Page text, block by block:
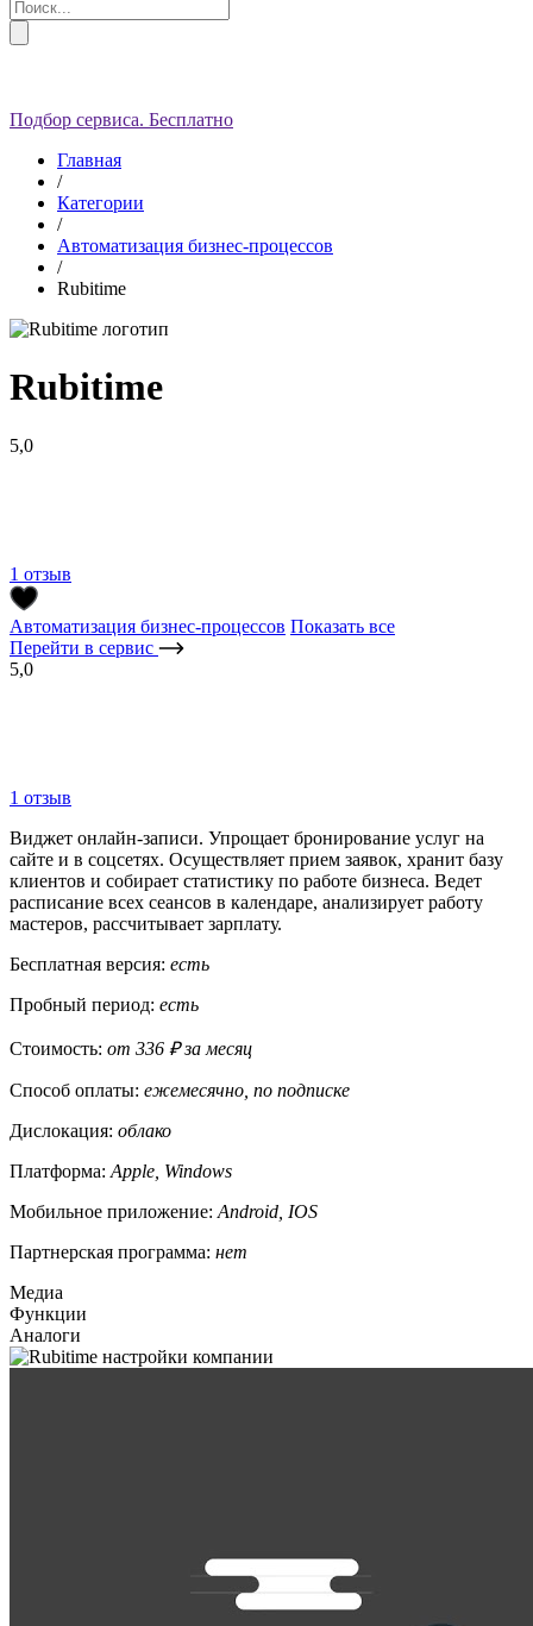
Подбор сервиса. Бесплатно
Главная
/
Категории
/
Автоматизация бизнес-процессов
/
Rubitime
Rubitime
5,0
1 отзыв
Автоматизация бизнес-процессов Показать все
Перейти в сервис
5,0
1 отзыв
Виджет онлайн-записи. Упрощает бронирование услуг на
сайте и в соцсетях. Осуществляет прием заявок, хранит базу
клиентов и собирает статистику по работе бизнеса. Ведет
расписание всех сеансов в календаре, анализирует работу
мастеров, рассчитывает зарплату.
Бесплатная версия: есть
Пробный период: есть
Стоимость: от 336 ₽ за месяц
Способ оплаты: ежемесячно, по подписке
Дислокация: облако
Платформа: Apple, Windows
Мобильное приложение: Android, IOS
Партнерская программа: нет
Медиа
Функции
Аналоги